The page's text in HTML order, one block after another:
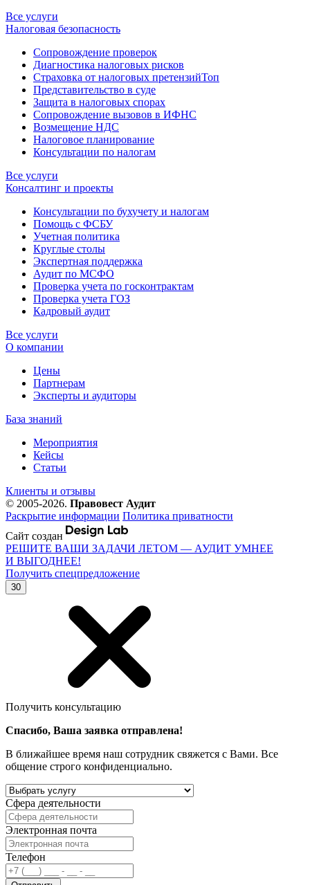
Все услуги
Налоговая безопасность
Сопровождение проверок
Диагностика налоговых рисков
Страховка от налоговых претензийТоп
Представительство в суде
Защита в налоговых спорах
Сопровождение вызовов в ИФНС
Возмещение НДС
Налоговое планирование
Консультации по налогам
Все услуги
Консалтинг и проекты
Консультации по бухучету и налогам
Помощь с ФСБУ
Учетная политика
Круглые столы
Экспертная поддержка
Аудит по МСФО
Проверка учета по госконтрактам
Проверка учета ГОЗ
Кадровый аудит
Все услуги
О компании
Цены
Партнерам
Эксперты и аудиторы
База знаний
Мероприятия
Кейсы
Статьи
Клиенты и отзывы
© 2005-2026. Правовест Аудит
Раскрытие информации Политика приватности
Сайт создан
РЕШИТЕ ВАШИ ЗАДАЧИ ЛЕТОМ — АУДИТ УМНЕЕ
И ВЫГОДНЕЕ!
Получить спецпредложение
30
Получить консультацию
Спасибо, Ваша заявка отправлена!
В ближайшее время наш сотрудник свяжется с Вами. Все
общение строго конфиденциально.
Сфера деятельности
Электронная почта
Телефон